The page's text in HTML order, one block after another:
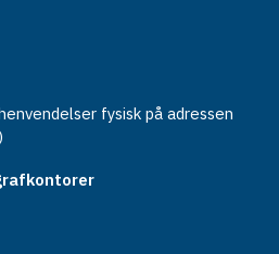
fysisk på adressen